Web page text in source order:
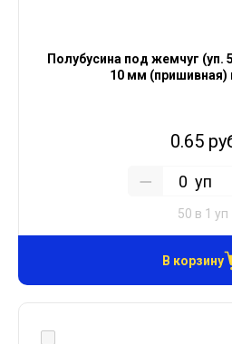
Полубусина под жемчуг (уп.
10 мм
0.65
уп
50 в 1 уп
В корзину